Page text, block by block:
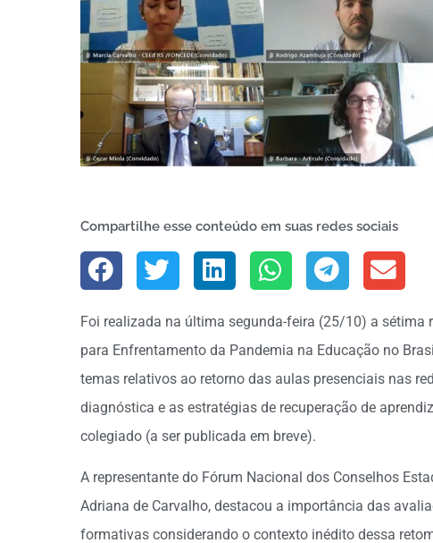
Compartilhe esse conteúdo em suas redes sociais
Foi realizada na última segunda-feira (25/10) a sétima
para Enfrentamento da Pandemia na Educação no
temas relativos ao retorno das aulas presenciais nas
diagnóstica e as estratégias de recuperação de
colegiado (a ser publicada em breve).
A representante do Fórum Nacional dos Conselhos
Adriana de Carvalho, destacou a importância das
formativas considerando o contexto inédito dessa